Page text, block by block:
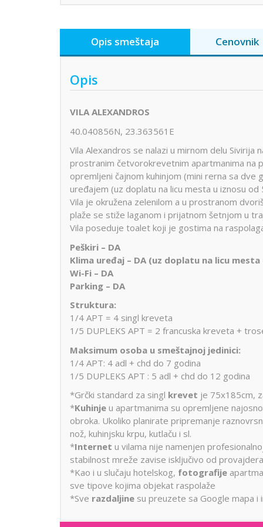
Opis smeštaja Cenovnik
Opis
VILA ALEXANDROS
40.040856N, 23.363561E
Vila Alexandros se nalazi u mirnom delu
prostranim četvorokrevetnim apartmanima na
opremljeni čajnom kuhinjom (mini rerna sa dve
uređajem (uz doplatu na licu mesta u iznosu
Vila je okružena zelenilom a u prostranom
plaže se stiže laganom i prijatnom šetnjom u
Vila poseduje toalet koji je gostima na
Peškiri – DA
Klima uređaj – DA (uz doplatu na licu
Wi-Fi – DA
Parking – DA
Struktura:
1/4 APT = 4 singl kreveta
1/5 DUPLEKS APT = 2 francuska kreveta +
Maksimum osoba u smeštajnoj jedinici:
1/4 APT: 4 adl + chd do 7 godina
1/5 DUPLEKS APT : 5 adl + chd do 12 godina
*Grčki standard za singl krevet je 75x185cm,
*Kuhinje u apartmanima su opremljene
obroka. Ukoliko planirate pripremanje
nož, kuhinjsku krpu, kutlaču i sl.
*Internet u vilama nije namenjen
stabilnost mreže zavise isključivo od
*Kao i u slučaju hotelskog, fotografije
sve tipove kojima objekat raspolaže
*Sve razdaljine su preuzete sa Google mapa i